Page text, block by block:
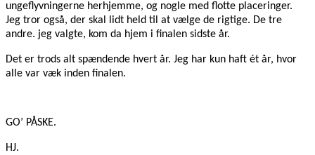
ungeflyvningerne herhjemme, og nogle med flotte placeringer.
Jeg tror også, der skal lidt held til at vælge de rigtige. De tre
andre. jeg valgte, kom da hjem i finalen sidste år.
Det er trods alt spændende hvert år. Jeg har kun haft ét år, hvor
alle var væk inden finalen.
GO’ PÅSKE.
HJ.